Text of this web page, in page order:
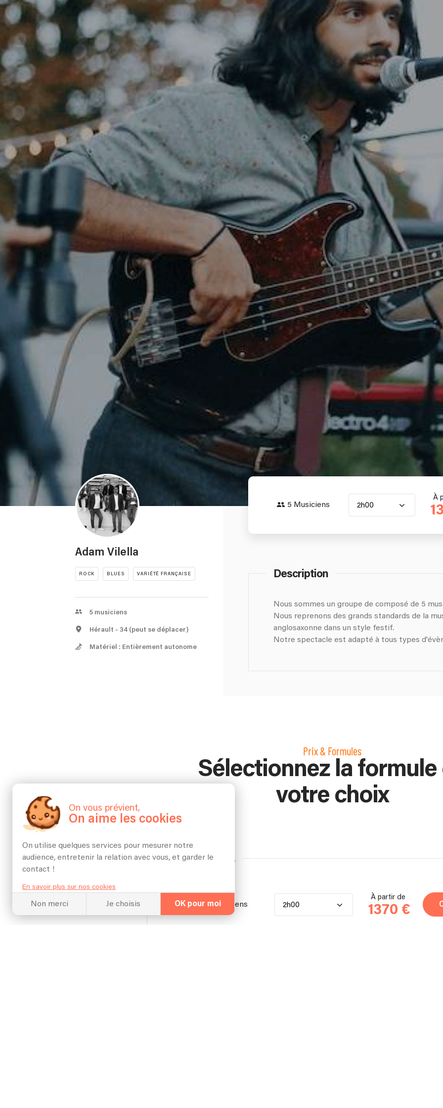
Adam Vilella
ROCK BLUES VARIÉTÉ FRANÇAISE
5 musiciens
Hérault - 34 (peut se déplacer)
Matériel : Entièrement autonome
5 Musiciens 2h00
À
Description
Nous sommes un groupe de composé de 5
Nous reprenons des grands standards de la
anglosaxonne dans un style festif.
Notre spectacle est adapté à tous types
Prix & Formules
Sélectionnez la formule
votre choix
Les désrangés
5 musiciens 2h00
À partir de
1370 €
On vous prévient,
On aime les cookies
On utilise quelques services pour mesurer notre
audience, entretenir la relation avec vous, et garder le
contact !
En savoir plus sur nos cookies
Non merci Je choisis OK pour moi